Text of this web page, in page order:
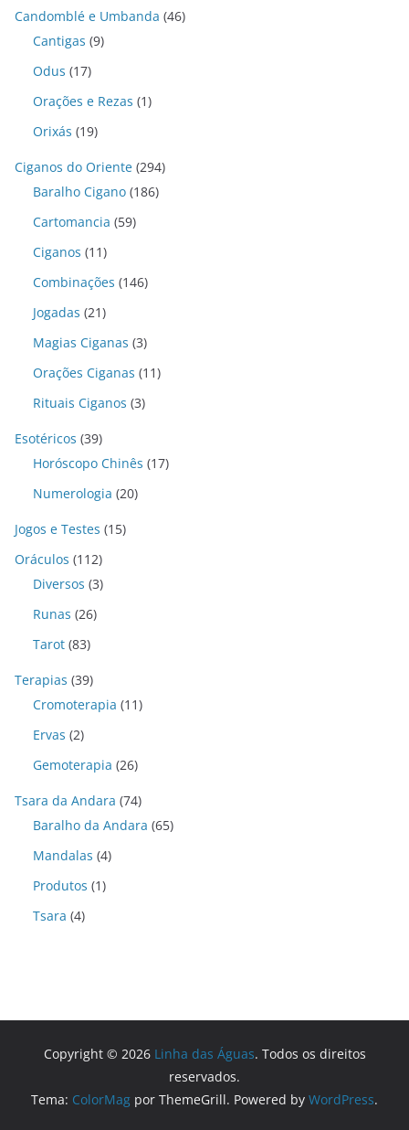
Candomblé e Umbanda (46)
Cantigas (9)
Odus (17)
Orações e Rezas (1)
Orixás (19)
Ciganos do Oriente (294)
Baralho Cigano (186)
Cartomancia (59)
Ciganos (11)
Combinações (146)
Jogadas (21)
Magias Ciganas (3)
Orações Ciganas (11)
Rituais Ciganos (3)
Esotéricos (39)
Horóscopo Chinês (17)
Numerologia (20)
Jogos e Testes (15)
Oráculos (112)
Diversos (3)
Runas (26)
Tarot (83)
Terapias (39)
Cromoterapia (11)
Ervas (2)
Gemoterapia (26)
Tsara da Andara (74)
Baralho da Andara (65)
Mandalas (4)
Produtos (1)
Tsara (4)
Copyright © 2026 Linha das Águas. Todos os direitos
reservados.
Tema: ColorMag por ThemeGrill. Powered by WordPress.